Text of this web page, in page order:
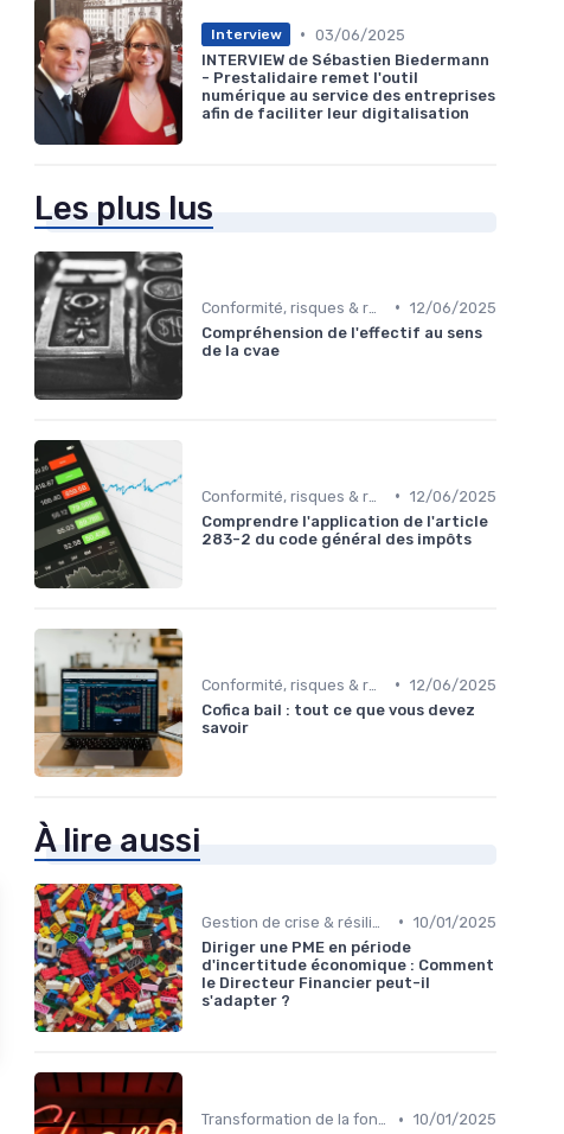
Interview • 03/06/2025
INTERVIEW de Sébastien Biedermann
- Prestalidaire remet l'outil
numérique au service des entreprises
afin de faciliter leur digitalisation
Les plus lus
• 12/06/2025
Compréhension de l'effectif au sens
de la cvae
• 12/06/2025
Comprendre l'application de l'article
283-2 du code général des impôts
• 12/06/2025
Cofica bail : tout ce que vous devez
savoir
À lire aussi
• 10/01/2025
Diriger une PME en période
d'incertitude économique : Comment
le Directeur Financier peut-il
s'adapter ?
Transformation de la fonction finance • 10/01/2025